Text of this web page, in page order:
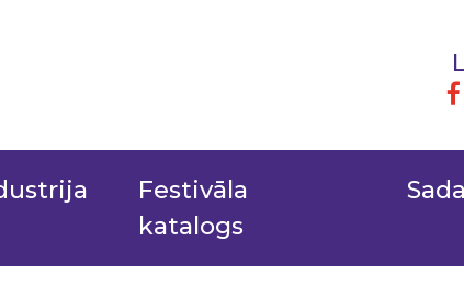
Festivāla
katalogs